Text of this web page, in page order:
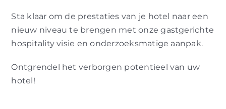
Sta klaar om de prestaties van je hotel naar een
nieuw niveau te brengen met onze gastgerichte
hospitality visie en onderzoeksmatige aanpak.
Ontgrendel het verborgen potentieel van uw
hotel!